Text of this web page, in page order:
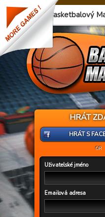
Basketbalový
HRÁT
HRÁT S
OR
Uživatelské jméno
Emailová adresa